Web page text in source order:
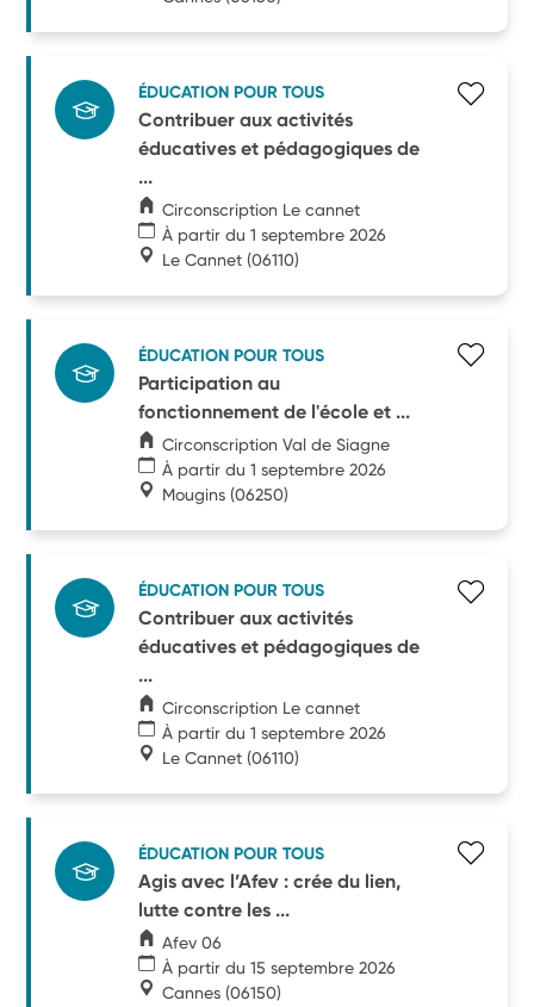
ÉDUCATION POUR TOUS
Contribuer aux activités
éducatives et pédagogiques de
...
Circonscription Le cannet
À partir du 1 septembre 2026
Le Cannet (06110)
ÉDUCATION POUR TOUS
Participation au
fonctionnement de l'école et ...
Circonscription Val de Siagne
À partir du 1 septembre 2026
Mougins (06250)
ÉDUCATION POUR TOUS
Contribuer aux activités
éducatives et pédagogiques de
...
Circonscription Le cannet
À partir du 1 septembre 2026
Le Cannet (06110)
ÉDUCATION POUR TOUS
Agis avec l’Afev : crée du lien,
lutte contre les ...
Afev 06
À partir du 15 septembre 2026
Cannes (06150)